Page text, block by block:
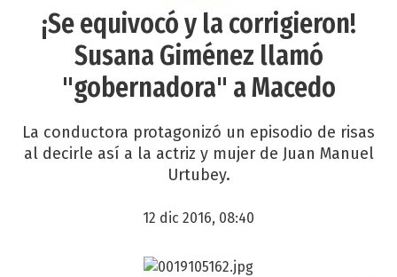
¡Se equivocó y la corrigieron!
Susana Giménez llamó
"gobernadora" a Macedo
La conductora protagonizó un episodio de risas
al decirle así a la actriz y mujer de Juan Manuel
Urtubey.
12 dic 2016, 08:40